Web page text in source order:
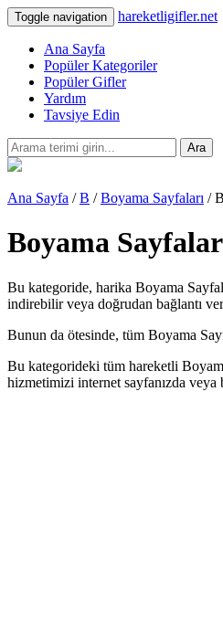
Toggle navigation hareketligifler.net
Ana Sayfa
Popüler Kategoriler
Popüler Gifler
Yardım
Tavsiye Edin
Ara
Ana Sayfa /B /Boyama Sayfaları /
Boyama
Bu kategoride, harika Boyama
indirebilir veya doğrudan bağlantı
Bunun da ötesinde, tüm Boyama
Bu kategorideki tüm hareketli
hizmetimizi internet sayfanızda veya